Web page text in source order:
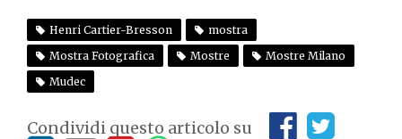
Henri Cartier-Bresson
mostra
Mostra Fotografica
Mostre
Mostre Milano
Mudec
Condividi questo articolo su